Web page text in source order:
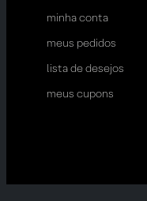
minha conta
meus pedidos
lista de desejos
meus cupons